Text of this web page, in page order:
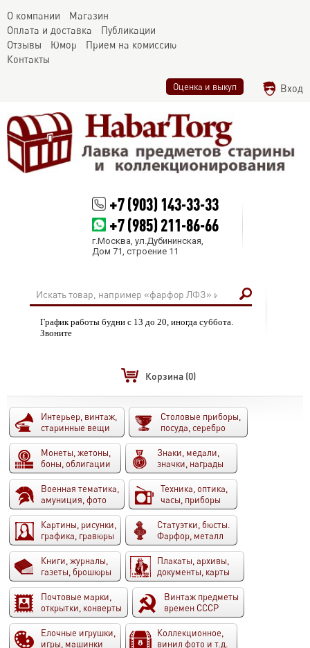
О компании
Магазин
Оплата и доставка
Публикации
Отзывы
Юмор
Прием на комиссию
Контакты
Оценка и выкуп Вход
+7 (903) 143-33-33
+7 (985) 211-86-66
г.Москва, ул.Дубининская,
Дом 71, строение 11
График работы будни с 13 до 20, иногда суббота.
Звоните
Корзина (0)
Интерьер, винтаж,
старинные вещи
Столовые приборы,
посуда, серебро
Монеты, жетоны,
боны, облигации
Знаки, медали,
значки, награды
Военная тематика,
амуниция, фото
Техника, оптика,
часы, приборы
Картины, рисунки,
графика, гравюры
Статуэтки, бюсты.
Фарфор, металл
Книги, журналы,
газеты, брошюры
Плакаты, архивы,
документы, карты
Почтовые марки,
открытки, конверты
Винтаж предметы
времен СССР
Елочные игрушки,
игры, машинки
Коллекционное,
винил фото и т.д.